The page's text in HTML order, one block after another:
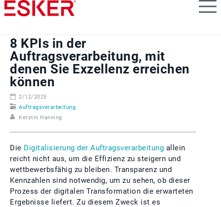
Skip
to
content
8 KPIs in der
Auftragsverarbeitung, mit
denen Sie Exzellenz erreichen
können
2/12/2025
Auftragsverarbeitung
Kerstin Hanning
Die Digitalisierung der Auftragsverarbeitung allein
reicht nicht aus, um die Effizienz zu steigern und
wettbewerbsfähig zu bleiben. Transparenz und
Kennzahlen sind notwendig, um zu sehen, ob dieser
Prozess der digitalen Transformation die erwarteten
Ergebnisse liefert. Zu diesem Zweck ist es